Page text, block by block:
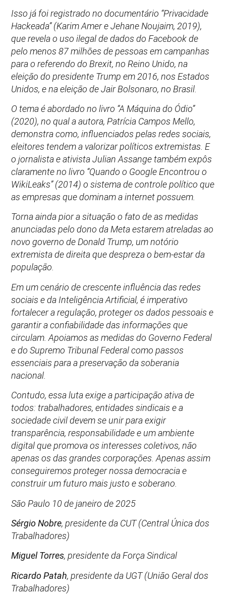
Isso já foi registrado no documentário “Privacidade
Hackeada” (Karim Amer e Jehane Noujaim, 2019),
que revela o uso ilegal de dados do Facebook de
pelo menos 87 milhões de pessoas em campanhas
para o referendo do Brexit, no Reino Unido, na
eleição do presidente Trump em 2016, nos Estados
Unidos, e na eleição de Jair Bolsonaro, no Brasil.
O tema é abordado no livro “A Máquina do Ódio”
(2020), no qual a autora, Patrícia Campos Mello,
demonstra como, influenciados pelas redes sociais,
eleitores tendem a valorizar políticos extremistas. E
o jornalista e ativista Julian Assange também expôs
claramente no livro “Quando o Google Encontrou o
WikiLeaks” (2014) o sistema de controle político que
as empresas que dominam a internet possuem.
Torna ainda pior a situação o fato de as medidas
anunciadas pelo dono da Meta estarem atreladas ao
novo governo de Donald Trump, um notório
extremista de direita que despreza o bem-estar da
população.
Em um cenário de crescente influência das redes
sociais e da Inteligência Artificial, é imperativo
fortalecer a regulação, proteger os dados pessoais e
garantir a confiabilidade das informações que
circulam. Apoiamos as medidas do Governo Federal
e do Supremo Tribunal Federal como passos
essenciais para a preservação da soberania
nacional.
Contudo, essa luta exige a participação ativa de
todos: trabalhadores, entidades sindicais e a
sociedade civil devem se unir para exigir
transparência, responsabilidade e um ambiente
digital que promova os interesses coletivos, não
apenas os das grandes corporações. Apenas assim
conseguiremos proteger nossa democracia e
construir um futuro mais justo e soberano.
São Paulo 10 de janeiro de 2025
Sérgio Nobre, presidente da CUT (Central Única dos
Trabalhadores)
Miguel Torres, presidente da Força Sindical
Ricardo Patah, presidente da UGT (União Geral dos
Trabalhadores)